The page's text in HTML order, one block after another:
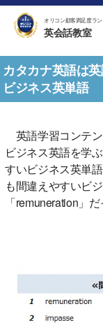
オリコン顧客満足度ラ
英会話教室
カタカナ英語は
ビジネス英単語
英語学習コンテン
ビジネス英語を学
すいビジネス英単
も間違えやすいビ
「remuneration」だ